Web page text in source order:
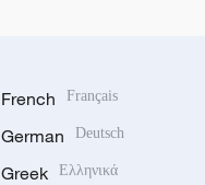
French Français
German Deutsch
Greek Ελληνικά